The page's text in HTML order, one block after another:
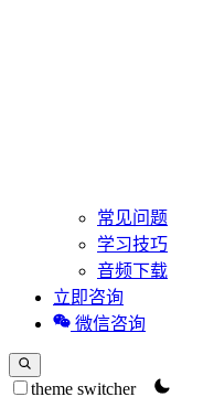
常见问题
学习技巧
音频下载
立即咨询
微信咨询
theme switcher